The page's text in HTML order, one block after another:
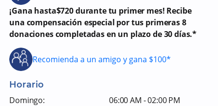
¡Gana hasta$720 durante tu primer mes! Recibe
una compensación especial por tus primeras 8
donaciones completadas en un plazo de 30 días.*
Recomienda a un amigo y gana $100*
Horario
Domingo:
06:00 AM - 02:00 PM